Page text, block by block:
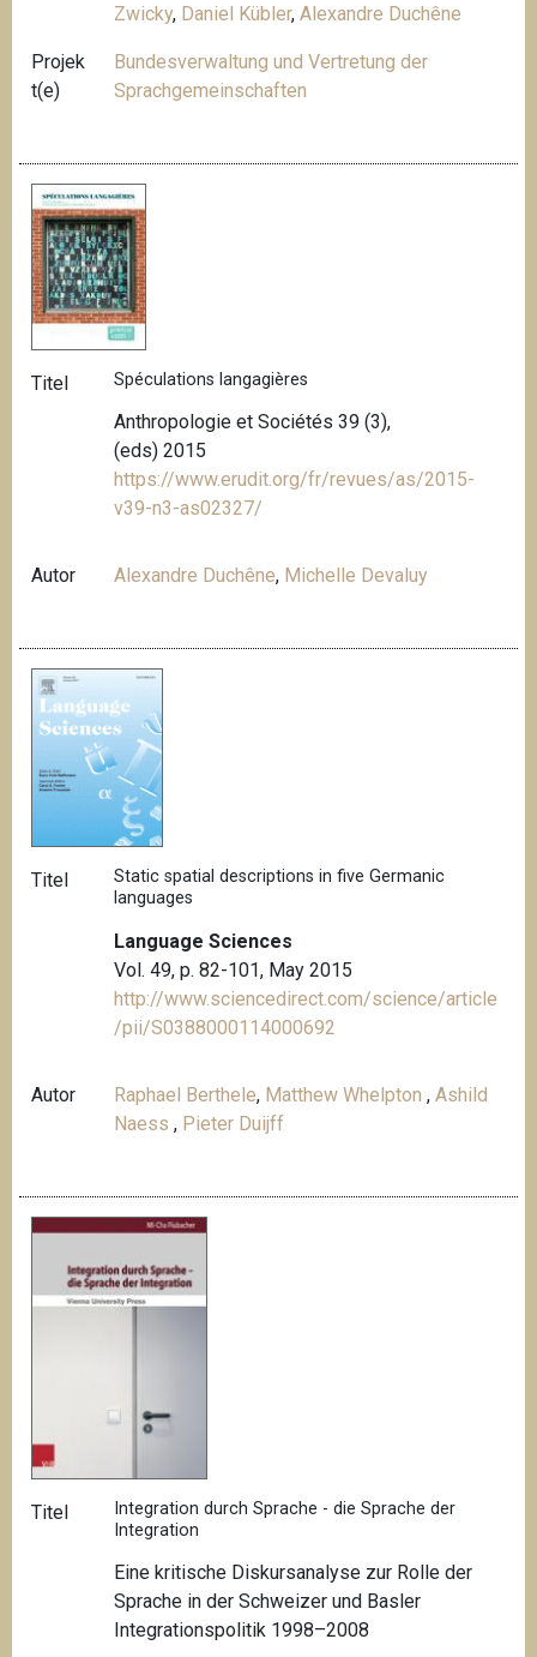
Zwicky, Daniel Kübler,Alexandre Duchêne
Projek
t(e)
Bundesverwaltung und Vertretung der
Sprachgemeinschaften
Titel Spéculations langagières
Anthropologie et Sociétés 39 (3),
(eds) 2015
https://www.erudit.org/fr/revues/as/2015-
v39-n3-as02327/
Autor Alexandre Duchêne, Michelle Devaluy
Titel
Static spatial descriptions in five Germanic
languages
Language Sciences
Vol. 49, p. 82-101, May 2015
http://www.sciencedirect.com/science/article
/pii/S0388000114000692
Autor Raphael Berthele, Matthew Whelpton,Ashild
Naess, Pieter Duijff
Titel
Integration durch Sprache - die Sprache der
Integration
Eine kritische Diskursanalyse zur Rolle der
Sprache in der Schweizer und Basler
Integrationspolitik 1998–2008